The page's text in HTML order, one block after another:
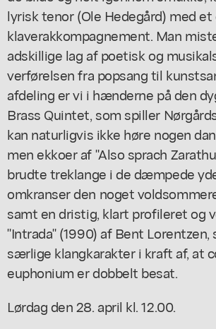
lyrisk tenor (Ole Hedegård) med
klaverakkompagnement. Man
adskillige lag af poetisk og
verførelsen fra popsang til
afdeling er vi i hænderne på den
Brass Quintet, som spiller
kan naturligvis ikke høre nogen
men ekkoer af "Also sprach
brudte treklange i de dæmpede
omkranser den noget
samt en dristig, klart profileret og
"Intrada" (1990) af Bent Lorentzen,
særlige klangkarakter i kraft af, at
euphonium er dobbelt besat.
Lørdag den 28. april kl. 12.00.